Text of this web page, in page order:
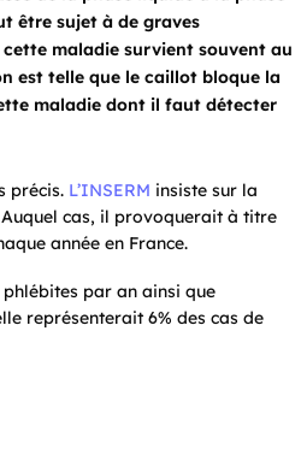
être sujet à de graves
maladie survient souvent au
est telle que le caillot bloque la
maladie dont il faut détecter
précis. L’INSERM insiste sur la
cas, il provoquerait à titre
année en France.
par an ainsi que
représenterait 6% des cas de